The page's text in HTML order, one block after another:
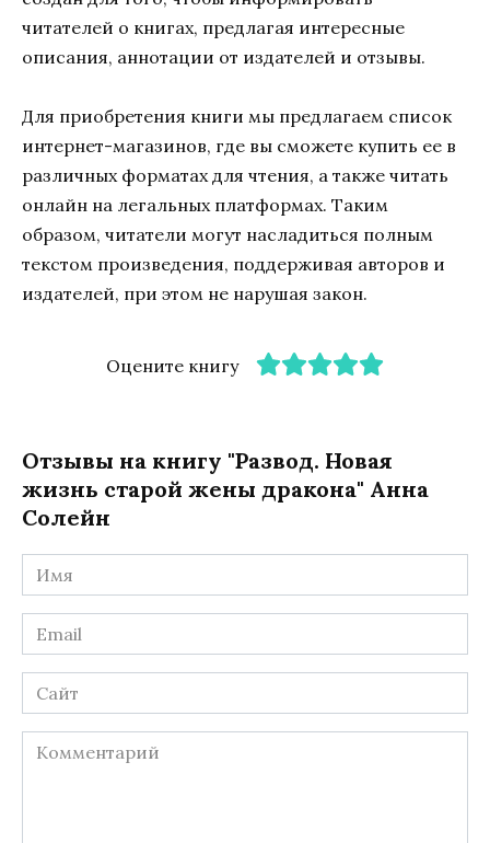
читателей о книгах, предлагая интересные
описания, аннотации от издателей и отзывы.
Для приобретения книги мы предлагаем список
интернет-магазинов, где вы сможете купить ее в
различных форматах для чтения, а также читать
онлайн на легальных платформах. Таким
образом, читатели могут насладиться полным
текстом произведения, поддерживая авторов и
издателей, при этом не нарушая закон.
Оцените книгу
Отзывы на книгу "Развод. Новая
жизнь старой жены дракона" Анна
Солейн
Имя
*
Email
*
Сайт
Комментарий